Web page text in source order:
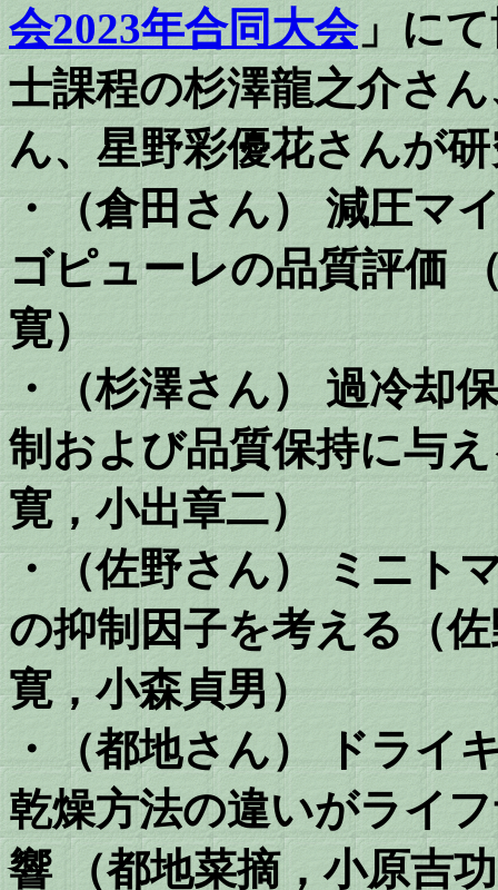
会2023年合同大会」に
士課程の杉澤龍之介さ
ん、星野彩優花さんが
・（倉田さん） 減圧マ
ゴピューレの品質評価
寛）
・（杉澤さん） 過冷却
制および品質保持に与
寛，小出章二）
・（佐野さん） ミニト
の抑制因子を考える（
寛，小森貞男）
・（都地さん） ドライ
乾燥方法の違いがライ
響 （都地菜摘，小原吉